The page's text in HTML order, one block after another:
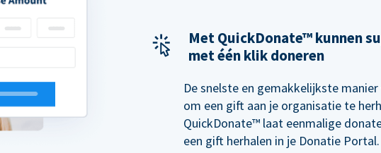
Met QuickDonate™ kunnen
met één klik doneren
De snelste en gemakkelijkste
om een gift aan je organisatie te
QuickDonate™ laat eenmalige
een gift herhalen in je Donatie Portal.